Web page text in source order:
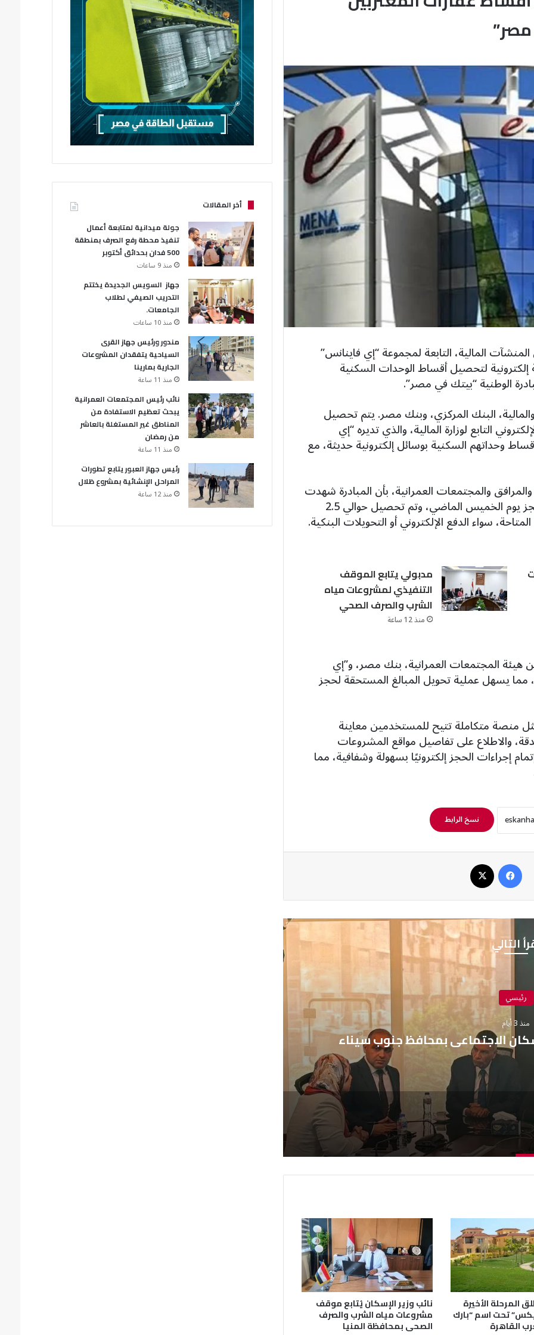
مصر”
المالية، التابعة لمجموعة “إي فاينانس”
إلكترونية لتحصيل أقساط الوحدات السكنية
الوطنية “بيتك في مصر”.
البنك المركزي، وبنك مصر. يتم تحصيل
التابع لوزارة المالية، والذي تديره “إي
وحداتهم السكنية بوسائل إلكترونية حديثة، مع
والمجتمعات العمرانية، بأن المبادرة شهدت
إقبالًا كبيرًا منذ إطلاقها، حيث تم فتح باب الحجز يوم الخميس الماضي، وتم تحصيل حوالي 2.5
مدبولي يتابع الموقف
التنفيذي لمشروعات مياه
الشرب والصرف الصحي
منذ 12 ساعة
هيئة المجتمعات العمرانية، بنك مصر، و”إي
مما يسهل عملية تحويل المبالغ المستحقة لحجز
منصة متكاملة تتيح للمستخدمين معاينة
والاطلاع على تفاصيل مواقع المشروعات
إجراءات الحجز إلكترونيًا بسهولة وشفافية، مما
نسخ الرابط
التالي
رئيسي
منذ 3 أيام
الاجتماعي بمحافظ جنوب سيناء
المرحلة الأخيرة
تحت اسم “بارك
القاهرة
نائب وزير الإسكان يُتابع موقف
مشروعات مياه الشرب والصرف
الصحى بمحافظة المنيا
أخر المقالات
جولة ميدانية لمتابعة أعمال
تنفيذ محطة رفع الصرف بمنطقة
500 فدان بحدائق أكتوبر
منذ 9 ساعات
جهاز السويس الجديدة يختتم
التدريب الصيفي لطلاب
الجامعات.
منذ 10 ساعات
مندور ورئيس جهاز القرى
السياحية يتفقدان المشروعات
الجارية بمارينا
منذ 11 ساعة
نائب رئيس المجتمعات العمرانية
يبحث تعظيم الاستفادة من
المناطق غير المستغلة بالعاشر
من رمضان
منذ 11 ساعة
رئيس جهاز العبور يتابع تطورات
المراحل الإنشائية بمشروع ظلال
منذ 12 ساعة